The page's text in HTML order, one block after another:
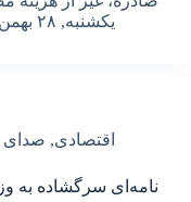
یکشنبه, ۲۸ بهمن ۱۴۰۳ – ۱۷:۱۱
اقتصادی, صدای
نامه‌ای سرگشاده به